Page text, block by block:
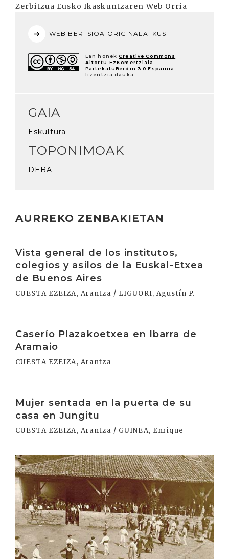
Zerbitzua Eusko Ikaskuntzaren Web Orria
WEB BERTSIOA ORIGINALA IKUSI
Lan honek Creative Commons
Aitortu-EzKomertziala-
PartekatuBerdin 3.0 Espainia
lizentzia dauka.
GAIA
Eskultura
TOPONIMOAK
DEBA
AURREKO ZENBAKIETAN
Vista general de los institutos,
colegios y asilos de la Euskal-Etxea
de Buenos Aires
CUESTA EZEIZA, Arantza / LIGUORI, Agustín P.
Caserío Plazakoetxea en Ibarra de
Aramaio
CUESTA EZEIZA, Arantza
Mujer sentada en la puerta de su
casa en Jungitu
CUESTA EZEIZA, Arantza / GUINEA, Enrique
Irakurri